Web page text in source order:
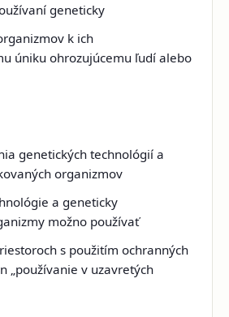
geneticky
k ich
úniku ohrozujúcemu ľudí alebo
genetických technológií a
organizmov
a geneticky
možno používať
s použitím ochranných
„používanie v uzavretých